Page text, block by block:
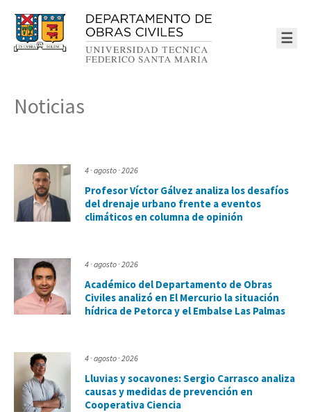
☰
Noticias
4 · agosto · 2026
Profesor Víctor Gálvez analiza los desafíos
del drenaje urbano frente a eventos
climáticos en columna de opinión
4 · agosto · 2026
Académico del Departamento de Obras
Civiles analizó en El Mercurio la situación
hídrica de Petorca y el Embalse Las Palmas
4 · agosto · 2026
Lluvias y socavones: Sergio Carrasco analiza
causas y medidas de prevención en
Cooperativa Ciencia